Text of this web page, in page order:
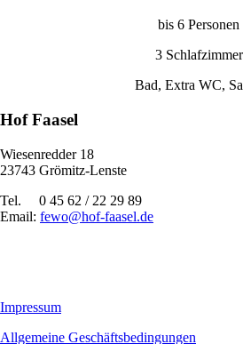
bis 6 Personen
3 Schlafzimmer
Bad, Extra WC,
Hof Faasel
Wiesenredder 18
23743 Grömitz-Lenste
Tel. 0 45 62 / 22 29 89
Email: fewo@hof-faasel.de
Impressum
Allgemeine Geschäftsbedingungen